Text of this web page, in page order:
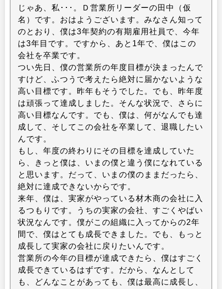
じゃあ、私･･･。Ｄ営業所リーダーの田中（仮
名）です。おはようございます。みなさん知って
のとおり、僕は3年契約の有期雇用社員で、今年
は3年目です。ですから、あと1年で、僕はこの
会社を卒業です。
つい先日、僕の営業所の年度目標が決まったんで
すけど、ふつうで考えたら絶対に届かないような
高い目標です。昨年もそうでした。でも、昨年度
は頑張って達成しました。そんな状況で、さらに
高い目標なんです。でも、僕は、何がなんでも達
成して、そしてこの会社を卒業して、退職したい
んです。
もし、年度の終わりにその目標を達成していた
ら、きっと僕は、いまの僕と違う僕になれている
と思います。だって、いまの僕のままだったら、
絶対に達成できないからです。
来年、僕は、実家がやっている材木商の会社に入
るつもりです。うちの実家の会社、すごくやばい
状況なんです。僕がこの組織に入ってからの2年
間で、僕はとても成長できました。でも、もっと
成長して実家の会社に戻りたいんです。
営業所の今年の目標が達成できたら、僕はすごく
成長できているはずです。だから、なんとして
も、どんなことがあっても、僕は最高に成長し、